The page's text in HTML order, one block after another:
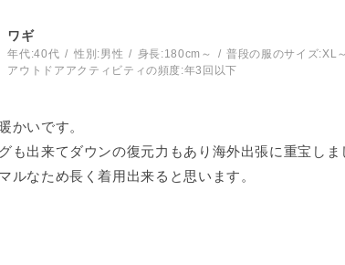
ワギ
年代:40代 性別:男性 身長:180cm～ 普段の服のサイズ:XL～
アウトドアアクティビティの頻度:年3回以下
かいです。
も出来てダウンの復元力もあり海外出張に重宝しま
ルなため長く着用出来ると思います。